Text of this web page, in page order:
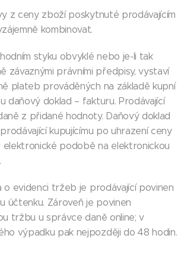
z ceny zboží poskytnuté prodávajícím
kombinovat.
styku obvyklé nebo je-li tak
závaznými právními předpisy, vystaví
plateb prováděných na základě kupní
daňový doklad – fakturu. Prodávající
z přidané hodnoty. Daňový doklad
kupujícímu po uhrazení ceny
elektronické podobě na elektronickou
o evidenci tržeb je prodávající povinen
účtenku. Zároveň je povinen
tržbu u správce daně online; v
výpadku pak nejpozději do 48 hodin.